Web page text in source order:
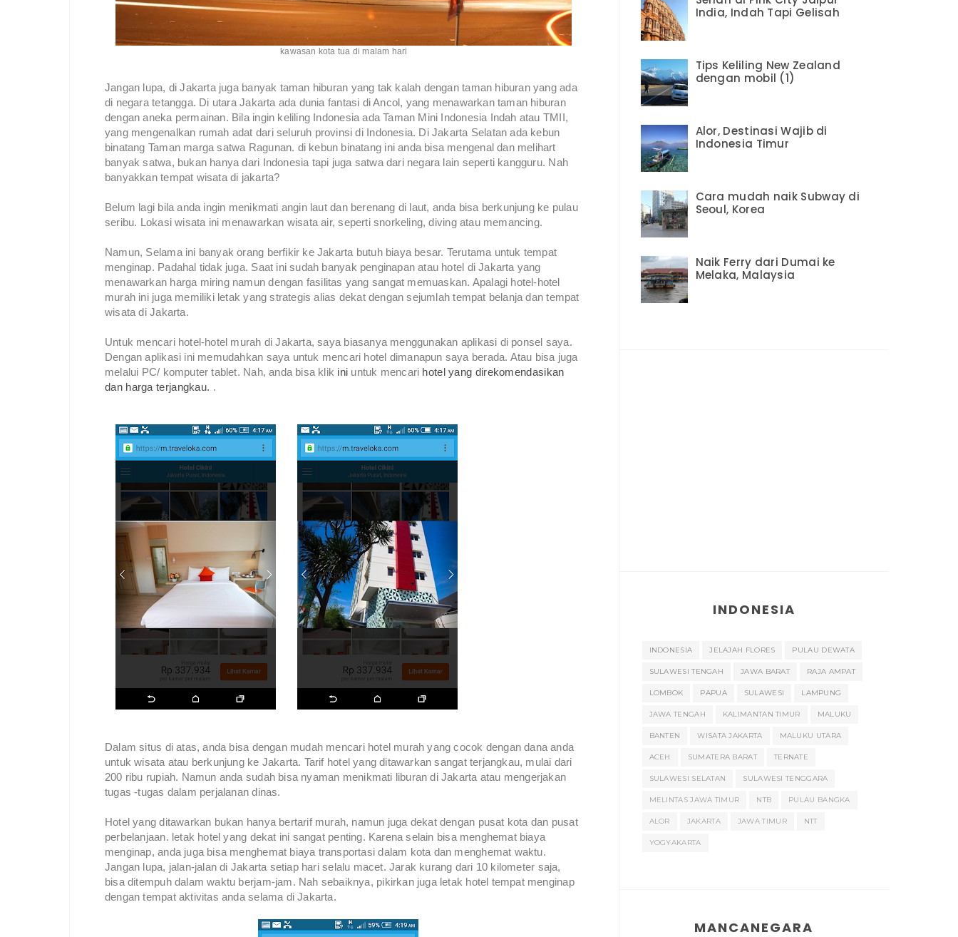
kawasan kota tua di malam hari
Jangan lupa, di Jakarta juga banyak taman hiburan yang tak kalah dengan taman hiburan yang ada
di negara tetangga. Di utara Jakarta ada dunia fantasi di Ancol, yang menawarkan taman hiburan
dengan aneka permainan. Bila ingin keliling Indonesia ada Taman Mini Indonesia Indah atau TMII,
yang mengenalkan rumah adat dari seluruh provinsi di Indonesia. Di Jakarta Selatan ada kebun
binatang Taman marga satwa Ragunan. di kebun binatang ini anda bisa mengenal dan melihart
banyak satwa, bukan hanya dari Indonesia tapi juga satwa dari negara lain seperti kangguru. Nah
banyakkan tempat wisata di jakarta?
Belum lagi bila anda ingin menikmati angin laut dan berenang di laut, anda bisa berkunjung ke pulau
seribu. Lokasi wisata ini menawarkan wisata air, seperti snorkeling, diving atau memancing.
Namun, Selama ini banyak orang berfikir ke Jakarta butuh biaya besar. Terutama untuk tempat
menginap. Padahal tidak juga. Saat ini sudah banyak penginapan atau hotel di Jakarta yang
menawarkan harga miring namun dengan fasilitas yang sangat memuaskan. Apalagi hotel-hotel
murah ini juga memiliki letak yang strategis alias dekat dengan sejumlah tempat belanja dan tempat
wisata di Jakarta.
Untuk mencari hotel-hotel murah di Jakarta, saya biasanya menggunakan aplikasi di ponsel saya.
Dengan aplikasi ini memudahkan saya untuk mencari hotel dimanapun saya berada. Atau bisa juga
melalui PC/ komputer tablet. Nah, anda bisa klik ini untuk mencari hotel yang direkomendasikan
dan harga terjangkau. .
Dalam situs di atas, anda bisa dengan mudah mencari hotel murah yang cocok dengan dana anda
untuk wisata atau berkunjung ke Jakarta. Tarif hotel yang ditawarkan sangat terjangkau, mulai dari
200 ribu rupiah. Namun anda sudah bisa nyaman menikmati liburan di Jakarta atau mengerjakan
tugas -tugas dalam perjalanan dinas.
Hotel yang ditawarkan bukan hanya bertarif murah, namun juga dekat dengan pusat kota dan pusat
perbelanjaan. letak hotel yang dekat ini sangat penting. Karena selain bisa menghemat biaya
menginap, anda juga bisa menghemat biaya transportasi dalam kota dan menghemat waktu.
Jangan lupa, jalan-jalan di Jakarta setiap hari selalu macet. Jarak kurang dari 10 kilometer saja,
bisa ditempuh dalam waktu berjam-jam. Nah sebaiknya, pikirkan juga letak hotel tempat menginap
dengan tempat aktivitas anda selama di Jakarta.
India, Indah Tapi Gelisah
Tips Keliling New Zealand
dengan mobil (1)
Alor, Destinasi Wajib di
Indonesia Timur
Cara mudah naik Subway di
Seoul, Korea
Naik Ferry dari Dumai ke
Melaka, Malaysia
INDONESIA
INDONESIA JELAJAH FLORES PULAU DEWATA
SULAWESI TENGAH JAWA BARAT RAJA AMPAT
LOMBOK PAPUA SULAWESI LAMPUNG
JAWA TENGAH KALIMANTAN TIMUR MALUKU
BANTEN WISATA JAKARTA MALUKU UTARA
ACEH SUMATERA BARAT TERNATE
SULAWESI SELATAN SULAWESI TENGGARA
MELINTAS JAWA TIMUR NTB PULAU BANGKA
ALOR JAKARTA JAWA TIMUR NTT
YOGYAKARTA
MANCANEGARA